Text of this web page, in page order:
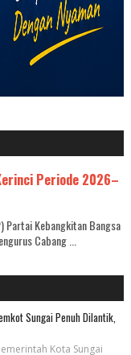
Periode 2026–
Partai Kebangkitan Bangsa
Cabang ...
Sungai Penuh Dilantik,
Kota Sungai